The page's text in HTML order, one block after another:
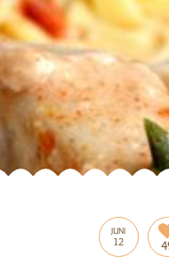
JUNI
12